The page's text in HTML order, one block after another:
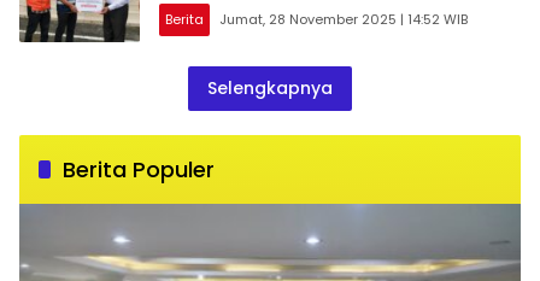
Berita Jumat, 28 November 2025 | 14:52 WIB
Selengkapnya
Berita Populer